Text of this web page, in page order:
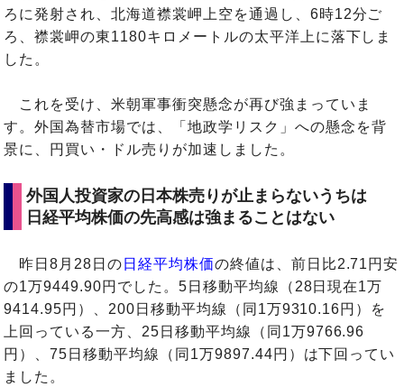
ろに発射され、北海道襟裳岬上空を通過し、6時12分ご
ろ、襟裳岬の東1180キロメートルの太平洋上に落下しま
した。
これを受け、米朝軍事衝突懸念が再び強まっていま
す。外国為替市場では、「地政学リスク」への懸念を背
景に、円買い・ドル売りが加速しました。
外国人投資家の日本株売りが止まらないうちは
日経平均株価の先高感は強まることはない
昨日8月28日の 日経平均株価の終値は、前日比2.71円安
の1万9449.90円でした。5日移動平均線（28日現在1万
9414.95円）、200日移動平均線（同1万9310.16円）を
上回っている一方、25日移動平均線（同1万9766.96
円）、75日移動平均線（同1万9897.44円）は下回ってい
ました。